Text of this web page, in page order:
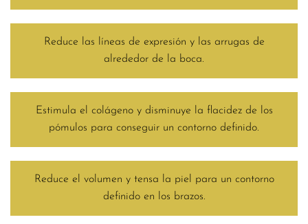
Reduce las líneas de expresión y las arrugas de
alrededor de la boca.
Estimula el colágeno y disminuye la flacidez de los
pómulos para conseguir un contorno definido.
Reduce el volumen y tensa la piel para un contorno
definido en los brazos.